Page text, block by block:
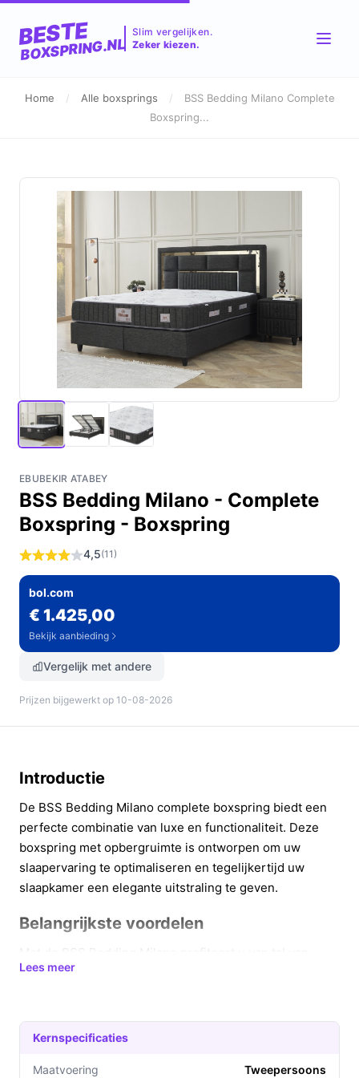
BESTE
BOXSPRING.NL
Slim vergelijken.
Zeker kiezen.
Home / Alle boxsprings /
BSS Bedding Milano Complete
Boxspring...
EBUBEKIR ATABEY
BSS Bedding Milano - Complete
Boxspring - Boxspring
4,5(11)
bol.com
€ 1.425,00
Bekijk aanbieding
Vergelijk met andere
Prijzen bijgewerkt op 10-08-2026
Introductie
De BSS Bedding Milano complete boxspring biedt een
perfecte combinatie van luxe en functionaliteit. Deze
boxspring met opbergruimte is ontworpen om uw
slaapervaring te optimaliseren en tegelijkertijd uw
slaapkamer een elegante uitstraling te geven.
Belangrijkste voordelen
voordelen die uw nachtrust verbeteren en uw
Geïntegreerde topper voor extra comfort: De
boxspring is voorzien van een koudschuimmatras
met topper, wat zorgt voor een hoogte van 31 cm
Lees meer
Kernspecificaties
Maatvoering Tweepersoons